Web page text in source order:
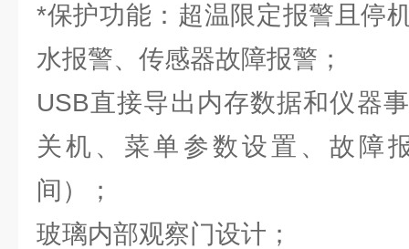
*保护功能：超温限定报警且停
水报警、传感器故障报警；
USB直接导出内存数据和仪器
关机、菜单参数设置、故障
间）；
玻璃内部观察门设计；